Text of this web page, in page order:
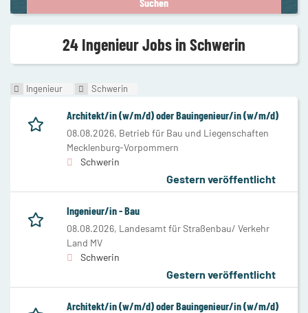
24 Ingenieur Jobs in Schwerin
Ingenieur Schwerin
Architekt/in (w/m/d) oder Bauingenieur/in (w/m/d)
08.08.2026, Betrieb für Bau und Liegenschaften
Mecklenburg-Vorpommern
Schwerin
Gestern veröffentlicht
Ingenieur/in - Bau
08.08.2026, Landesamt für Straßenbau/ Verkehr
Land MV
Schwerin
Gestern veröffentlicht
Architekt/in (w/m/d) oder Bauingenieur/in (w/m/d)